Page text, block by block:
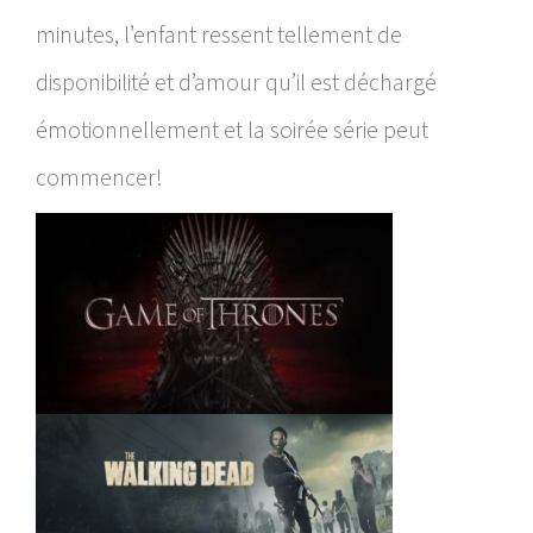
minutes, l’enfant ressent tellement de
disponibilité et d’amour qu’il est déchargé
émotionnellement et la soirée série peut
commencer!